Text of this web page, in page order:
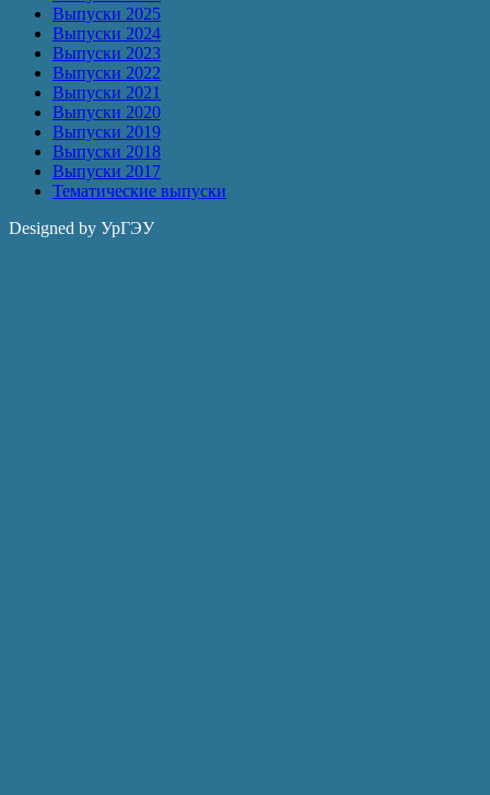
Выпуски 2025
Выпуски 2024
Выпуски 2023
Выпуски 2022
Выпуски 2021
Выпуски 2020
Выпуски 2019
Выпуски 2018
Выпуски 2017
Тематические выпуски
Designed by УрГЭУ